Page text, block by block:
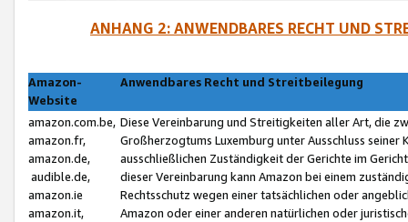
ANHANG 2: ANWENDBARES RECHT UND
Amazon-
Website
Anwendbares Recht und Streitbeilegung
amazon.com.be,
amazon.fr,
amazon.de,
audible.de,
amazon.ie
amazon.it,
Diese Vereinbarung und Streitigkeiten aller Art, die
Großherzogtums Luxemburg unter Ausschluss
ausschließlichen Zuständigkeit der Gerichte im
dieser Vereinbarung kann Amazon bei einem
Rechtsschutz wegen einer tatsächlichen oder
Amazon oder einer anderen natürlichen oder